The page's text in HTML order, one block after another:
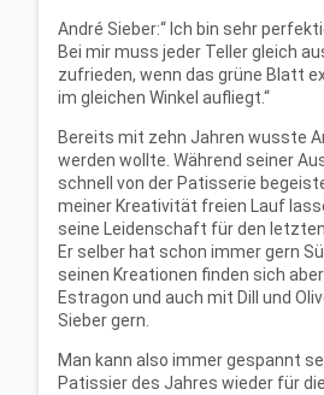
André Sieber:“ Ich bin sehr
Bei mir muss jeder Teller gleich
zufrieden, wenn das grüne Blatt
im gleichen Winkel aufliegt.“
Bereits mit zehn Jahren wusste
werden wollte. Während seiner
schnell von der Patisserie
meiner Kreativität freien Lauf
seine Leidenschaft für den letzten
Er selber hat schon immer gern
seinen Kreationen finden sich
Estragon und auch mit Dill und
Sieber gern.
Man kann also immer gespannt
Patissier des Jahres wieder für